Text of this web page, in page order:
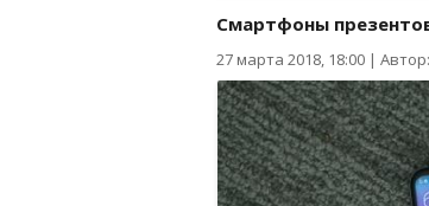
Смартфоны
27 марта 2018, 18:00 |